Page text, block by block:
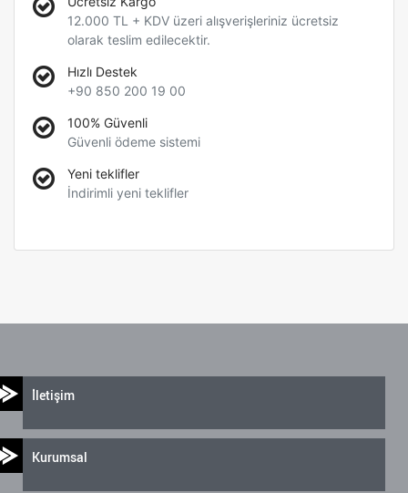
12.000 TL + KDV üzeri alışverişleriniz ücretsiz
olarak teslim edilecektir.
Hızlı Destek
+90 850 200 19 00
100% Güvenli
Güvenli ödeme sistemi
Yeni teklifler
İndirimli yeni teklifler
İletişim
Kurumsal